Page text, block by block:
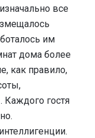
все
им
дома более
как правило,
Каждого гостя